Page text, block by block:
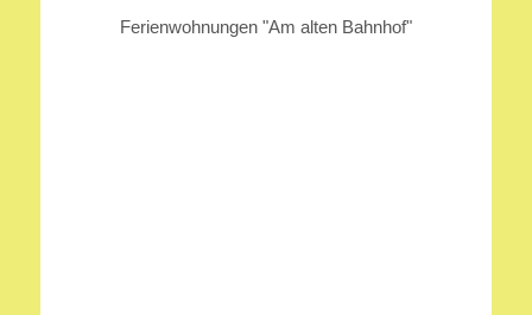
Ferienwohnungen "Am alten Bahnhof"